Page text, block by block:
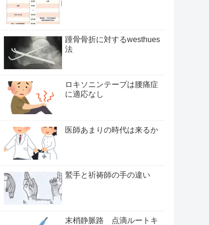
踵骨骨折に対するwesthues
法
ロキソニンテープは腰痛症
に適応なし
医師あまりの時代は来るか
鷲手と祈祷師の手の違い
末梢静脈路 点滴ルートキ